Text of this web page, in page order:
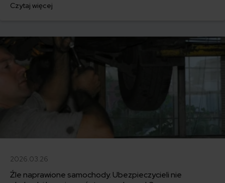
Czytaj więcej
2026.03.26
Źle naprawione samochody. Ubezpieczycieli nie